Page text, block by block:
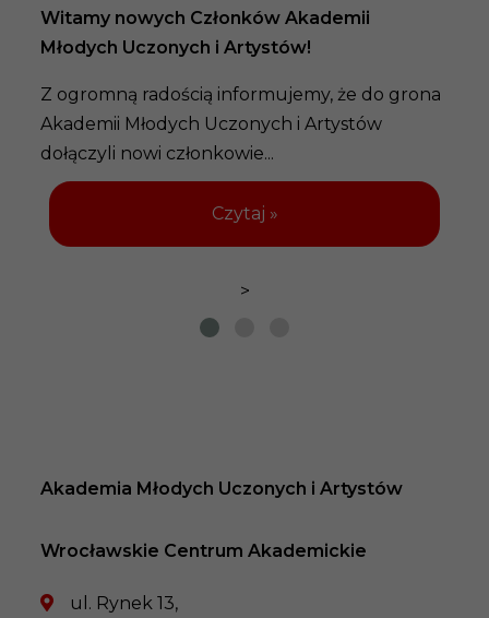
Witamy nowych Członków Akademii
Młodych Uczonych i Artystów!
Z ogromną radością informujemy, że do grona
Akademii Młodych Uczonych i Artystów
dołączyli nowi członkowie...
Czytaj »
>
Akademia Młodych Uczonych i Artystów
Wrocławskie Centrum Akademickie
ul. Rynek 13,